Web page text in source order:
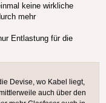
keine wirkliche
mehr
Entlastung für die
Devise, wo Kabel liegt,
auch über den